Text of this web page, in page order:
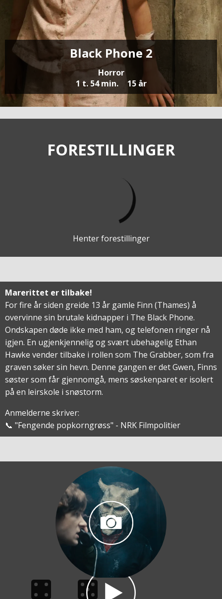
Black Phone 2
Horror
1 t. 54 min.
15 år
FORESTILLINGER
Henter forestillinger
Marerittet er tilbake!
For fire år siden greide 13 år gamle Finn (Thames) å
overvinne sin brutale kidnapper i The Black Phone.
Ondskapen døde ikke med ham, og telefonen ringer nå
igjen. En ugjenkjennelig og svært ubehagelig Ethan
Hawke vender tilbake i rollen som The Grabber, som fra
graven søker sin hevn. Denne gangen er det Gwen, Finns
søster som får gjennomgå, mens søskenparet er isolert
på en leirskole i snøstorm.
Anmelderne skriver:
📞 "Fengende popkorngrøss" - NRK Filmpolitier